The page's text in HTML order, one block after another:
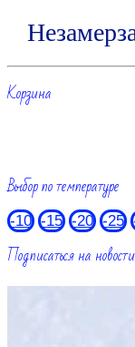
Корзина
Выбор по температуре
-10 -15 -20 -25
Подписаться на